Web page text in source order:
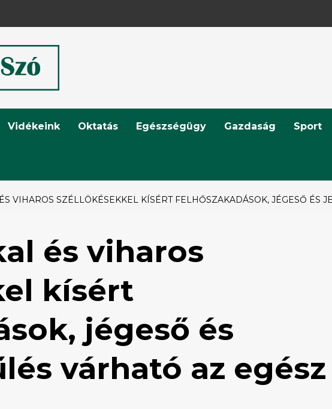
Vidékeink Oktatás Egészségügy Gazdaság Sport
VIHAROS SZÉLLÖKÉSEKKEL KÍSÉRT FELHŐSZAKADÁSOK, JÉGESŐ ÉS
és viharos
kísért
jégeső és
várható az egész